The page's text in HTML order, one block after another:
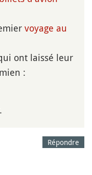
voyage au
ont laissé leur
:
Répondre